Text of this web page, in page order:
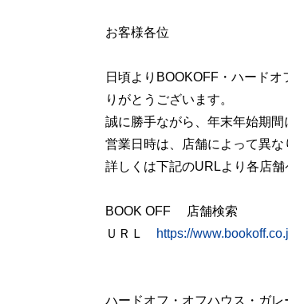
お客様各位
日頃よりBOOKOFF・ハード
りがとうございます。
誠に勝手ながら、年末年始期間
営業日時は、店舗によって異な
詳しくは下記のURLより各店
BOOK OFF 店舗検索
ＵＲＬ
https://
ハードオフ・オフハウス・ガ